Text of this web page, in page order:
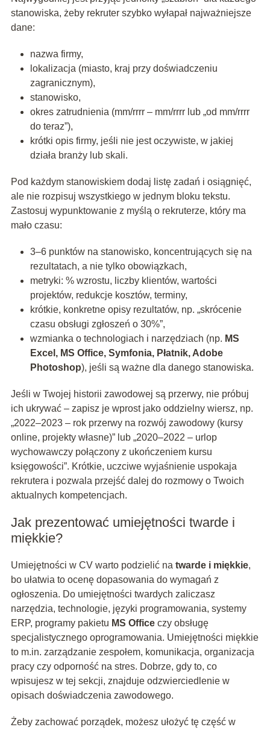
stanowiska, żeby rekruter szybko wyłapał najważniejsze
dane:
nazwa firmy,
lokalizacja (miasto, kraj przy doświadczeniu
zagranicznym),
stanowisko,
okres zatrudnienia (mm/rrrr – mm/rrrr lub „od mm/rrrr
do teraz”),
krótki opis firmy, jeśli nie jest oczywiste, w jakiej
działa branży lub skali.
Pod każdym stanowiskiem dodaj listę zadań i osiągnięć,
ale nie rozpisuj wszystkiego w jednym bloku tekstu.
Zastosuj wypunktowanie z myślą o rekruterze, który ma
mało czasu:
3–6 punktów na stanowisko, koncentrujących się na
rezultatach, a nie tylko obowiązkach,
metryki: % wzrostu, liczby klientów, wartości
projektów, redukcje kosztów, terminy,
krótkie, konkretne opisy rezultatów, np. „skrócenie
czasu obsługi zgłoszeń o 30%”,
wzmianka o technologiach i narzędziach (np. MS
Excel, MS Office, Symfonia, Płatnik, Adobe
Photoshop), jeśli są ważne dla danego stanowiska.
Jeśli w Twojej historii zawodowej są przerwy, nie próbuj
ich ukrywać – zapisz je wprost jako oddzielny wiersz, np.
„2022–2023 – rok przerwy na rozwój zawodowy (kursy
online, projekty własne)” lub „2020–2022 – urlop
wychowawczy połączony z ukończeniem kursu
księgowości”. Krótkie, uczciwe wyjaśnienie uspokaja
rekrutera i pozwala przejść dalej do rozmowy o Twoich
aktualnych kompetencjach.
Jak prezentować umiejętności twarde i
miękkie?
Umiejętności w CV warto podzielić na twarde i miękkie,
bo ułatwia to ocenę dopasowania do wymagań z
ogłoszenia. Do umiejętności twardych zaliczasz
narzędzia, technologie, języki programowania, systemy
ERP, programy pakietu MS Officeczy obsługę
specjalistycznego oprogramowania. Umiejętności miękkie
to m.in. zarządzanie zespołem, komunikacja, organizacja
pracy czy odporność na stres. Dobrze, gdy to, co
wpisujesz w tej sekcji, znajduje odzwierciedlenie w
opisach doświadczenia zawodowego.
Żeby zachować porządek, możesz ułożyć tę część w